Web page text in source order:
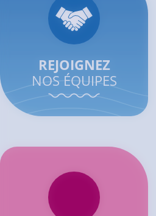
REJOIGNEZ
NOS ÉQUIPES